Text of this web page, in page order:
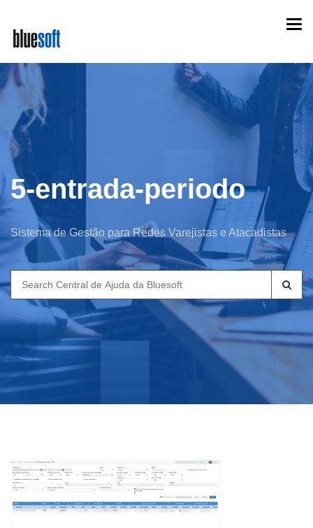
main
content
5-entrada-periodo
Sistema de Gestão para Redes Varejistas e Atacadistas
Search
for: